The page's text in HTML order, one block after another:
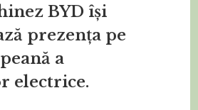
BYD își
prezența pe
a
electrice.